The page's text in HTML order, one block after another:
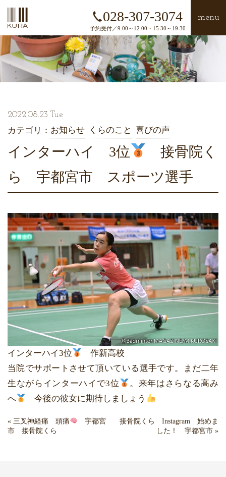
028-307-3074
予約受付／9:00～12:00・15:30～19:30
menu
2022.08.23 Tue.
カテゴリ： お知らせ くらのこと 喜びの声
インターハイ 3位
接骨院く
ら 宇都宮市 スポーツ選手
インターハイ3位
作新高校
当院でサポートさせて頂いている選手です。まだ二年
生ながらインターハイで3位
。来年はさらなる高み
へ
今後の彼女に期待しましょう
« 三叉神経痛 頭痛
宇都宮
市 接骨院くら
接骨院くら Instagram 始めま
した！ 宇都宮市 »